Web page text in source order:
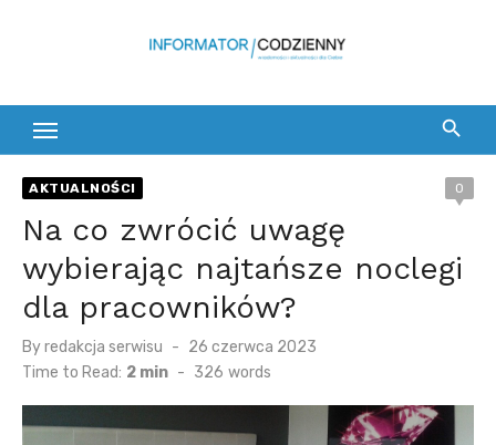
AKTUALNOŚCI 0
Na co zwrócić uwagę
wybierając najtańsze noclegi
dla pracowników?
Byredakcja serwisu
Posted
on
26 czerwca 2023
Time to Read: 2 min - 326 words